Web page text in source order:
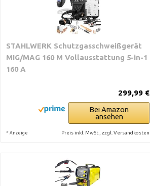
STAHLWERK Schutzgasschweißgerät
MIG/MAG 160 M Vollausstattung 5-in-1
160 A
299,99 €
Bei Amazon
ansehen
* Anzeige Preis inkl. MwSt., zzgl. Versandkosten